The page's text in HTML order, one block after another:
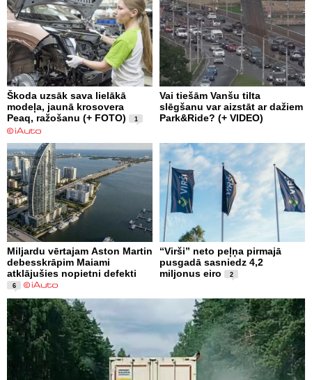
Škoda uzsāk sava lielākā
modeļa, jaunā krosovera
Peaq, ražošanu (+ FOTO)
1
Vai tiešām Vanšu tilta
slēgšanu var aizstāt ar dažiem
Park&Ride? (+ VIDEO)
Miljardu vērtajam Aston Martin
debesskrāpim Maiami
atklājušies nopietni defekti
6
“Virši” neto peļņa pirmajā
pusgadā sasniedz 4,2
miljonus eiro
2